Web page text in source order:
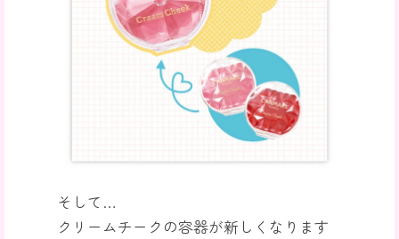
そして…
クリームチークの容器が新しくなります